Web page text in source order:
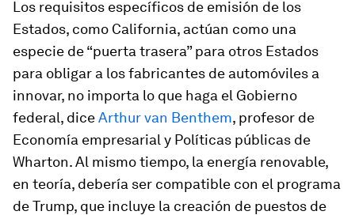
Los requisitos específicos de emisión de los
Estados, como California, actúan como una
especie de “puerta trasera” para otros Estados
para obligar a los fabricantes de automóviles a
innovar, no importa lo que haga el Gobierno
federal, diceArthur van Benthem, profesor de
Economía empresarial y Políticas públicas de
Wharton. Al mismo tiempo, la energía renovable,
en teoría, debería ser compatible con el programa
de Trump, que incluye la creación de puestos de